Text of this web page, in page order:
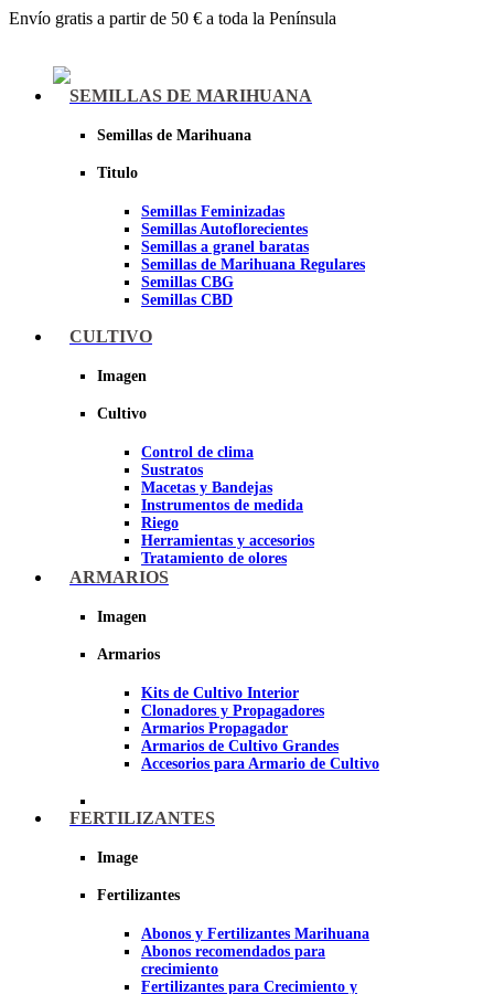
Envío gratis a partir de 50 € a toda la Península
SEMILLAS DE MARIHUANA
Semillas de Marihuana
Titulo
Semillas Feminizadas
Semillas Autoflorecientes
Semillas a granel baratas
Semillas de Marihuana Regulares
Semillas CBG
Semillas CBD
Sheer seeds
CULTIVO
Imagen
Cultivo
Control de clima
Sustratos
Macetas y Bandejas
Instrumentos de medida
Riego
Herramientas y accesorios
Tratamiento de olores
Insecticidas y fungicidas
Papel Reflectante para cultivo de
ARMARIOS
Imagen
Armarios
Kits de Cultivo Interior
Clonadores y Propagadores
Armarios Propagador
Armarios de Cultivo Grandes
Accesorios para Armario de Cultivo
FERTILIZANTES
Image
Fertilizantes
Abonos y Fertilizantes Marihuana
Abonos recomendados para
crecimiento
Fertilizantes para Crecimiento y